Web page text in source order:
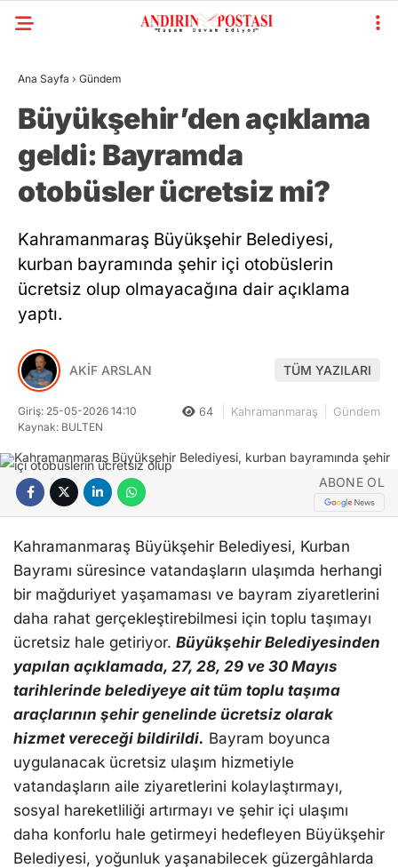
Ana Sayfa › Gündem
Büyükşehir’den açıklama
geldi: Bayramda
otobüsler ücretsiz mi?
Kahramanmaraş Büyükşehir Belediyesi,
kurban bayramında şehir içi otobüslerin
ücretsiz olup olmayacağına dair açıklama
yaptı.
AKİF ARSLAN TÜM YAZILARI
Giriş: 25-05-2026 14:10
Kaynak: BULTEN
64 Kahramanmaraş Gündem
ABONE OL
Kahramanmaraş Büyükşehir Belediyesi, Kurban
Bayramı süresince vatandaşların ulaşımda herhangi
bir mağduriyet yaşamaması ve bayram ziyaretlerini
daha rahat gerçekleştirebilmesi için toplu taşımayı
ücretsiz hale getiriyor. Büyükşehir Belediyesinden
yapılan açıklamada, 27, 28, 29 ve 30 Mayıs
tarihlerinde belediyeye ait tüm toplu taşıma
araçlarının şehir genelinde ücretsiz olarak
hizmet vereceği bildirildi. Bayram boyunca
uygulanacak ücretsiz ulaşım hizmetiyle
vatandaşların aile ziyaretlerini kolaylaştırmayı,
sosyal hareketliliği artırmayı ve şehir içi ulaşımı
daha konforlu hale getirmeyi hedefleyen Büyükşehir
Belediyesi, yoğunluk yaşanabilecek güzergâhlarda